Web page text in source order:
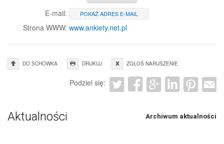
E-mail:
POKAŻ ADRES E-MAIL
Strona WWW: www.ankiety.net.pl
DO SCHOWKA DRUKUJ ZGŁOŚ NARUSZENIE
Podziel się:
Aktualności Archiwum aktualności